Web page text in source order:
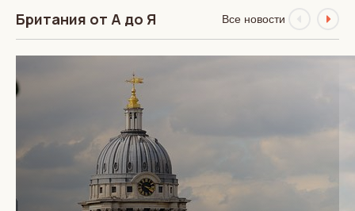
Британия от А до Я Все новости